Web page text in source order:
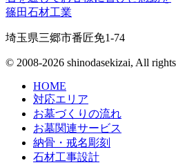
篠田石材工業
埼玉県三郷市番匠免1-74
© 2008-2026 shinodasekizai, All rights
HOME
対応エリア
お墓づくりの流れ
お墓関連サービス
納骨・戒名彫刻
石材工事設計